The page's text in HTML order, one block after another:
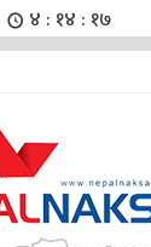
४ : १४ : १८